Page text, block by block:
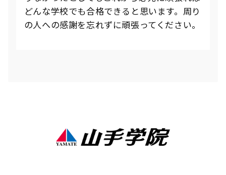
どんな学校でも合格できると思います。周り
の人への感謝を忘れずに頑張ってください。